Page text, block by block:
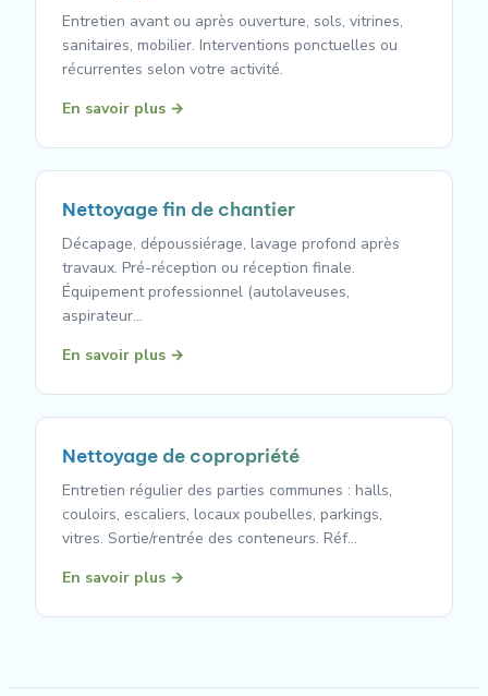
Entretien avant ou après ouverture, sols, vitrines,
sanitaires, mobilier. Interventions ponctuelles ou
récurrentes selon votre activité.
En savoir plus →
Nettoyage fin de chantier
Décapage, dépoussiérage, lavage profond après
travaux. Pré-réception ou réception finale.
Équipement professionnel (autolaveuses,
aspirateur…
En savoir plus →
Nettoyage de copropriété
Entretien régulier des parties communes : halls,
couloirs, escaliers, locaux poubelles, parkings,
vitres. Sortie/rentrée des conteneurs. Réf…
En savoir plus →